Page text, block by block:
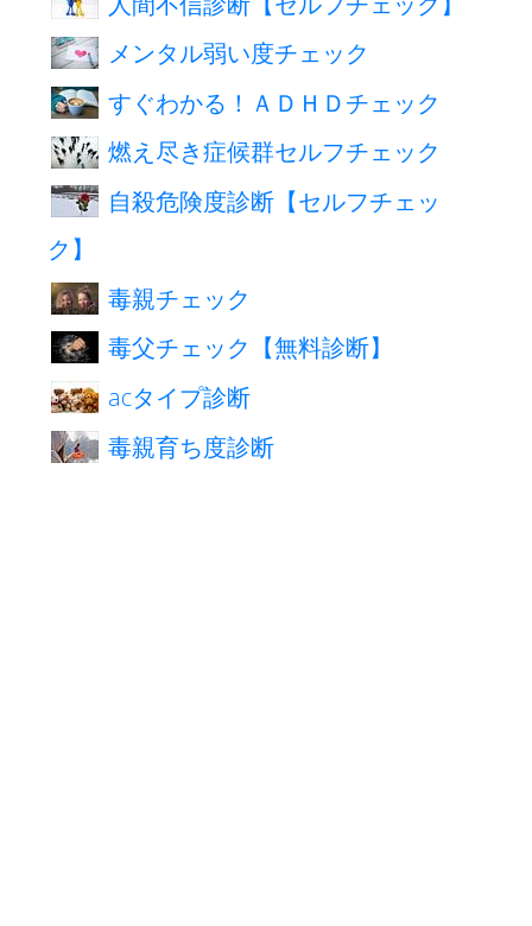
メンタル弱い度チェック
すぐわかる！ＡＤＨＤチェック
燃え尽き症候群セルフチェック
自殺危険度診断【セルフチェッ
ク】
毒親チェック
毒父チェック【無料診断】
acタイプ診断
毒親育ち度診断